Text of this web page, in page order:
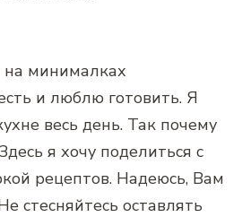
на минималках
и люблю готовить. Я
весь день. Так почему
я хочу поделиться с
рецептов. Надеюсь, Вам
стесняйтесь оставлять